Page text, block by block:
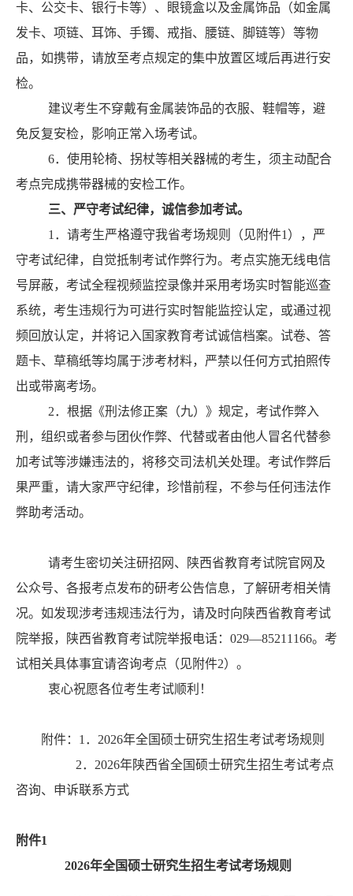
卡、公交卡、银行卡等）、眼镜盒以及金属饰品（如金属
发卡、项链、耳饰、手镯、戒指、腰链、脚链等）等物
品，如携带，请放至考点规定的集中放置区域后再进行安
检。
建议考生不穿戴有金属装饰品的衣服、鞋帽等，避
免反复安检，影响正常入场考试。
6． 使用轮椅、拐杖等相关器械的考生，须主动配合
考点完成携带器械的安检工作。
三、严守考试纪律，诚信参加考试。
1 ． 请考生严格遵守我省考场规则（见附件1 ），严
守考试纪律，自觉抵制考试作弊行为。考点实施无线电信
号屏蔽， 考试全程视频监控录像并采用考场实时智能巡查
系统，考生违规行为可进行实时智能监控认定，或通过视
频回放认定， 并将记入国家教育考试诚信档案。试卷、答
题卡、草稿纸等均属于涉考材料，严禁以任何方式拍照传
出或带离考场。
2． 根据《刑法修正案 （九） 》规定，考试作弊入
刑，组织或者参与团伙作弊、代替或者由他人冒名代替参
加考试等涉嫌违法的，将移交司法机关处理。考试作弊后
果严重，请大家严守纪律，珍惜前程，不参与任何违法作
弊助考活动。
请考生密切关注研招网、陕西省教育考试院官网及
公众号、各报考点发布的研考公告信息，了解研考相关情
况。 如发现涉考违规违法行为，请及时向陕西省教育考试
院举报， 陕西省教育考试院举报电话： 029—85211166。 考
试相关具体事宜请咨询考点 （见附件2）。
衷心祝愿各位考生考试顺利！
附件： 1 ． 2026年全国硕士研究生招生考试考场规则
2． 2026年陕西省全国硕士研究生招生考试考点
咨询、 申诉联系方式
附件1
2026年全国硕士研究生招生考试考场规则